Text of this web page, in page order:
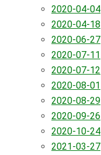
2020-04-04
2020-04-18
2020-06-27
2020-07-11
2020-07-12
2020-08-01
2020-08-29
2020-09-26
2020-10-24
2021-03-27